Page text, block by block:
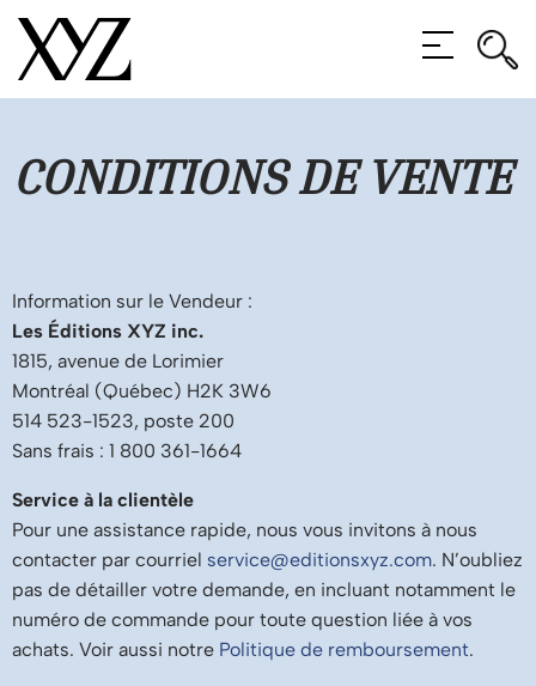
MENU
CONDITIONS DE VENTE
Information sur le Vendeur :
Les Éditions XYZ inc.
1815, avenue de Lorimier
Montréal (Québec) H2K 3W6
514 523-1523, poste 200
Sans frais : 1 800 361-1664
Service à la clientèle
Pour une assistance rapide, nous vous invitons à nous
contacter par courriel service@editionsxyz.com. N’oubliez
pas de détailler votre demande, en incluant notamment le
numéro de commande pour toute question liée à vos
achats. Voir aussi notre Politique de remboursement.